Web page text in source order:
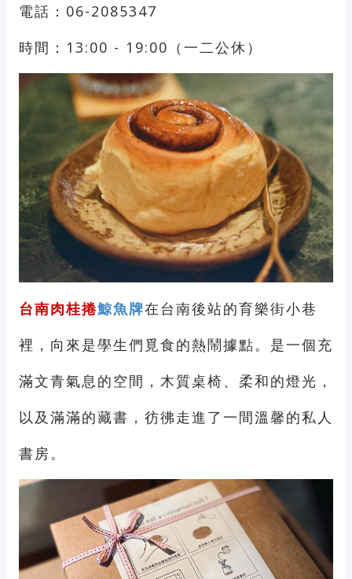
電話：06-2085347
時間：13:00 - 19:00（一二公休）
台南肉桂捲鯨魚牌在台南後站的育樂街小巷
裡，向來是學生們覓食的熱鬧據點。是一個充
滿文青氣息的空間，木質桌椅、柔和的燈光，
以及滿滿的藏書，彷彿走進了一間溫馨的私人
書房。